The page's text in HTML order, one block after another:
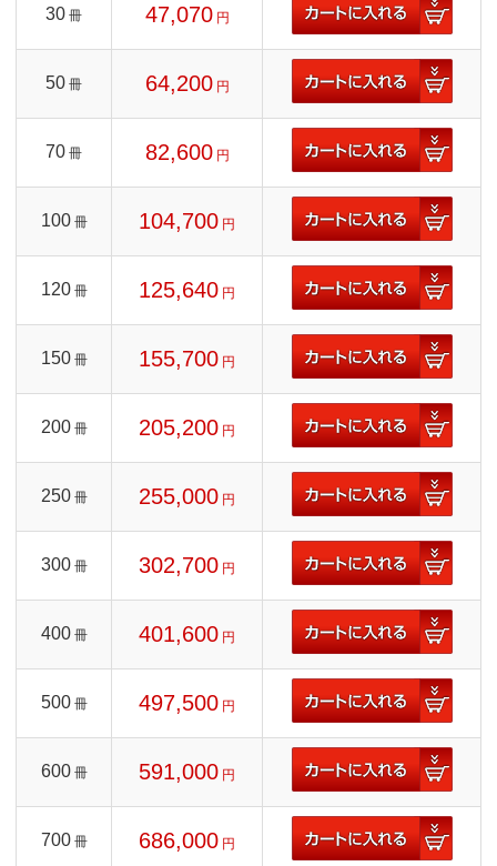
30 冊 47,070 円
50 冊 64,200 円
70 冊 82,600 円
100 冊 104,700 円
120 冊 125,640 円
150 冊 155,700 円
200 冊 205,200 円
250 冊 255,000 円
300 冊 302,700 円
400 冊 401,600 円
500 冊 497,500 円
600 冊 591,000 円
700 冊 686,000 円